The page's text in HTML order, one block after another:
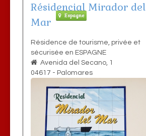
Résidencial Mirador del
Mar
Espagne
Résidence de tourisme, privée et
sécurisée en ESPAGNE
Avenida del Secano, 1
04617 - Palomares